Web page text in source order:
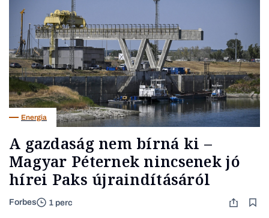
Energia
A gazdaság nem bírná ki –
Magyar Péternek nincsenek jó
hírei Paks újraindításáról
Forbes 1 perc